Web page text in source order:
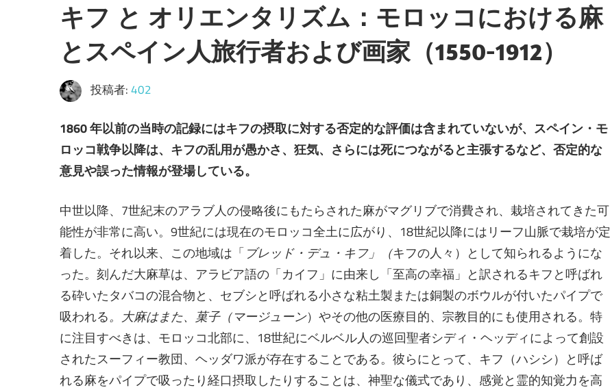
キフ と オリエンタリズム：モロッコにおける麻
とスペイン人旅行者および画家（1550-1912）
投稿者:402
1860 年以前の当時の記録にはキフの摂取に対する否定的な評価は含まれていないが、スペイン・モ
ロッコ戦争以降は、キフの乱用が愚かさ、狂気、さらには死につながると主張するなど、否定的な
意見や誤った情報が登場している。
中世以降、7世紀末のアラブ人の侵略後にもたらされた麻がマグリブで消費され、栽培されてきた可
能性が非常に高い。9世紀には現在のモロッコ全土に広がり、18世紀以降にはリーフ山脈で栽培が定
着した。それ以来、この地域は「ブレッド・デュ・キフ」（キフの人々）として知られるようにな
った。刻んだ大麻草は、アラビア語の「カイフ」に由来し「至高の幸福」と訳されるキフと呼ばれ
る砕いたタバコの混合物と、セブシと呼ばれる小さな粘土製または銅製のボウルが付いたパイプで
吸われる。大麻はまた、菓子（マージューン）やその他の医療目的、宗教目的にも使用される。特
に注目すべきは、モロッコ北部に、18世紀にベルベル人の巡回聖者シディ・ヘッディによって創設
されたスーフィー教団、ヘッダワ派が存在することである。彼らにとって、キフ（ハシシ）と呼ば
れる麻をパイプで吸ったり経口摂取したりすることは、神聖な儀式であり、感覚と霊的知覚力を高